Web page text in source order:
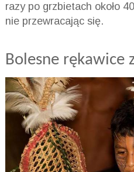
razy po grzbietach około
nie przewracając się.
Bolesne rękawice